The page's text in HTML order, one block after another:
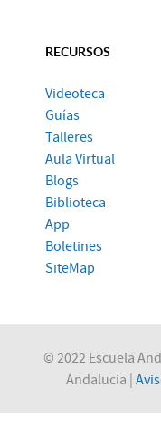
RECURSOS
Videoteca
Guías
Talleres
Aula Virtual
Blogs
Biblioteca
App
Boletines
SiteMap
© 2022 Escuela
Andalucia |